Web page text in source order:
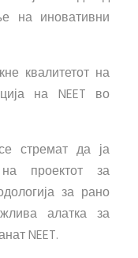
на иновативни
квалитетот на
на NEET во
стремат да ја
проектот за
за рано
алатка за
NEET.